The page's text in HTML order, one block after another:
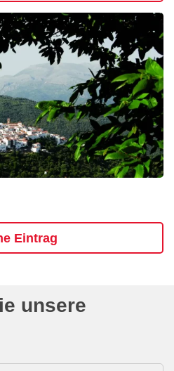
Eintrag
unsere